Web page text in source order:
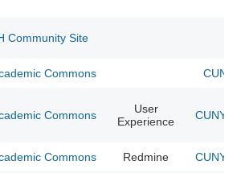
Community Site
Commons
Commons
User
Experience
CUNY
Commons Redmine CUNY